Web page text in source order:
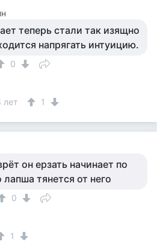
теперь стали так изящно
напрягать интуицию.
0
лет 1
он ерзать начинает по
тянется от него
0
1